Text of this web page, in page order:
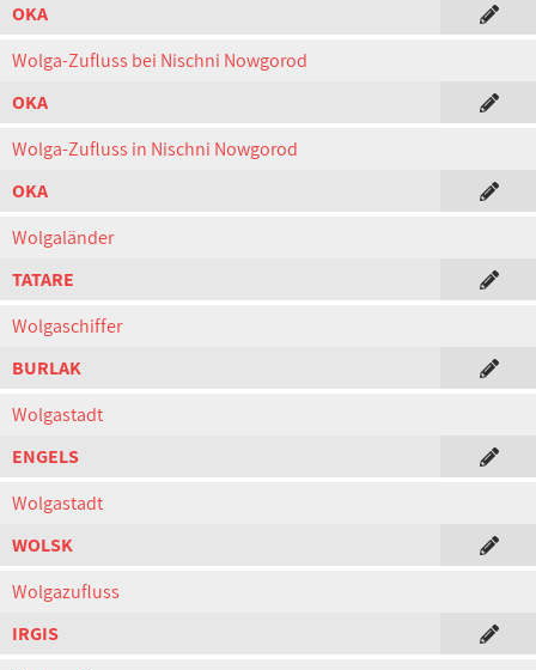
OKA
Wolga-Zufluss bei Nischni Nowgorod
OKA
Wolga-Zufluss in Nischni Nowgorod
OKA
Wolgaländer
TATARE
Wolgaschiffer
BURLAK
Wolgastadt
ENGELS
Wolgastadt
WOLSK
Wolgazufluss
IRGIS